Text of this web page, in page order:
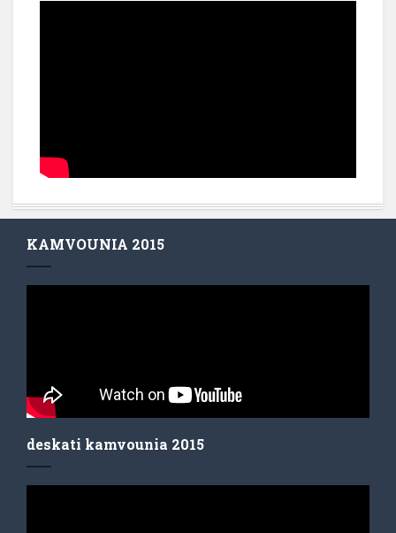
KAMVOUNIA 2015
deskati kamvounia 2015